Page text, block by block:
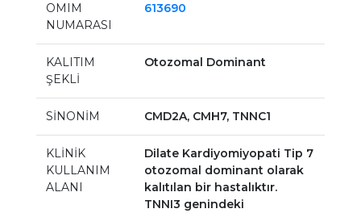
OMIM
NUMARASI
613690
KALITIM
ŞEKLİ
Otozomal Dominant
SİNONİM CMD2A, CMH7, TNNC1
KLİNİK
KULLANIM
ALANI
Dilate Kardiyomiyopati Tip 7
otozomal dominant olarak
kalıtılan bir hastalıktır.
TNNI3 genindeki